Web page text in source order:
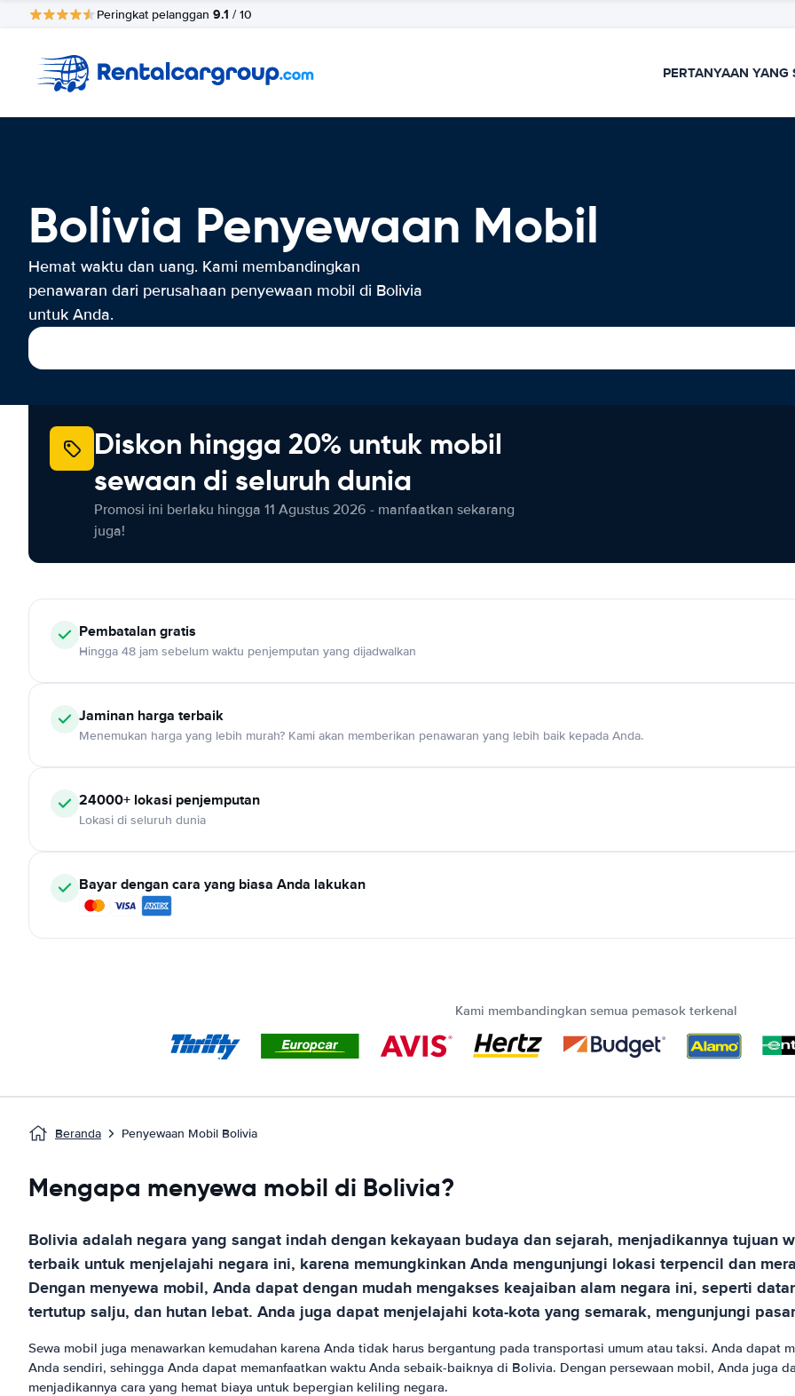
Peringkat pelanggan 9.1 / 10
PERTANYAAN
Bolivia Penyewaan Mobil
Hemat waktu dan uang. Kami membandingkan
penawaran dari perusahaan penyewaan mobil di Bolivia
untuk Anda.
Diskon hingga 20% untuk mobil
sewaan di seluruh dunia
Promosi ini berlaku hingga 11 Agustus 2026 - manfaatkan sekarang
juga!
Pembatalan gratis
Hingga 48 jam sebelum waktu penjemputan yang dijadwalkan
Jaminan harga terbaik
Menemukan harga yang lebih murah? Kami akan memberikan penawaran yang lebih baik kepada Anda.
24000+ lokasi penjemputan
Lokasi di seluruh dunia
Bayar dengan cara yang biasa Anda lakukan
Kami membandingkan semua pemasok terkenal
Beranda Penyewaan Mobil Bolivia
Mengapa menyewa mobil di Bolivia?
Bolivia adalah negara yang sangat indah dengan kekayaan budaya dan sejarah, menjadikannya tujuan
terbaik untuk menjelajahi negara ini, karena memungkinkan Anda mengunjungi lokasi terpencil dan
Dengan menyewa mobil, Anda dapat dengan mudah mengakses keajaiban alam negara ini, seperti
tertutup salju, dan hutan lebat. Anda juga dapat menjelajahi kota-kota yang semarak, mengunjungi
Sewa mobil juga menawarkan kemudahan karena Anda tidak harus bergantung pada transportasi umum atau taksi. Anda dapat
Anda sendiri, sehingga Anda dapat memanfaatkan waktu Anda sebaik-baiknya di Bolivia. Dengan persewaan mobil, Anda juga
menjadikannya cara yang hemat biaya untuk bepergian keliling negara.